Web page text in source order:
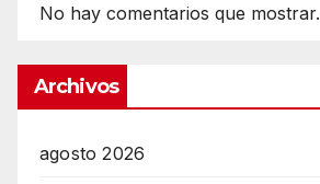
No hay comentarios que mostrar.
Archivos
agosto 2026